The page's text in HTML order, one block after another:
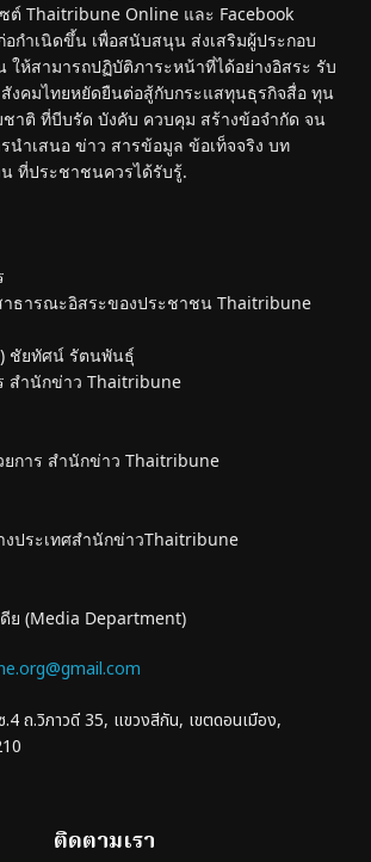
ต์ Thaitribune Online และ Facebook
กำเนิดขึ้น เพื่อสนับสนุน ส่งเสริมผู้ประกอบ
ให้สามารถปฏิบัติภาระหน้าที่ได้อย่างอิสระ รับ
งคมไทยหยัดยืนต่อสู้กับกระแสทุนธุรกิจสื่อ ทุน
าติ ที่บีบรัด บังคับ ควบคุม สร้างข้อจำกัด จน
นำเสนอ ข่าว สารข้อมูล ข้อเท็จจริง บท
น ที่ประชาชนควรได้รับรู้.
ธารณะอิสระของประชาชน Thaitribune
) ชัยทัศน์ รัตนพันธุ์
สำนักข่าว Thaitribune
การ สำนักข่าว Thaitribune
ประเทศสำนักข่าวThaitribune
ย (Media Department)
ถ.วิภาวดี 35, แขวงสีกัน, เขตดอนเมือง,
ติดตามเรา